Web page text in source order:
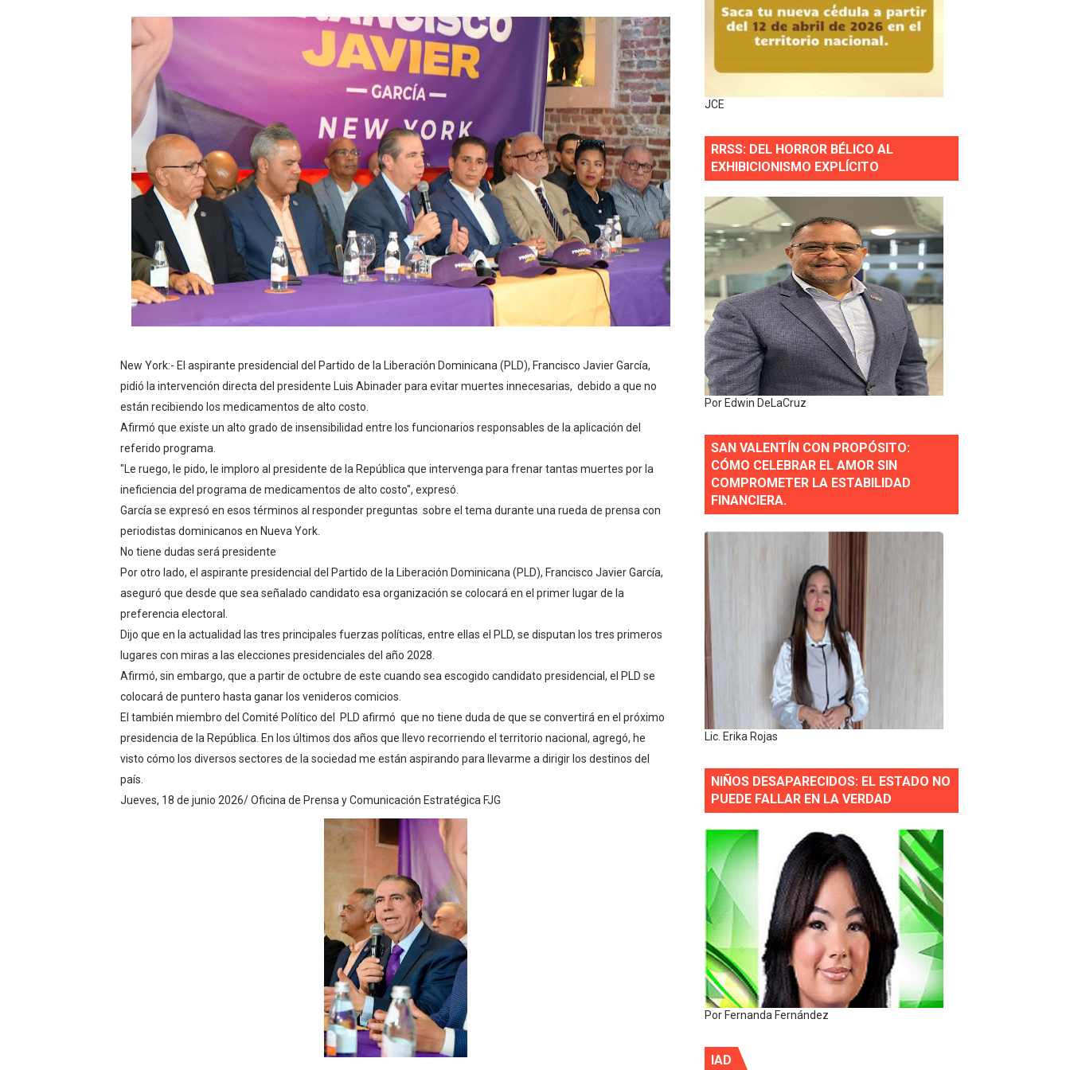
CESDN urge fortalecer el sistema eléctrico ante constantes apagones en Santo Domingo Norte
Cacerolazos, gomas quemadas y bombas lagrimógenas: Tensión en la Fernández Domínguez por apagones en Cayenas y Residencial Amalia
Roberto Ángel Salcedo anuncia festival cultural para la región Este
Roberto Ángel Salcedo anuncia festival cultural para la región Este
Respuesta oportuna de Propeep permite a familia de La Cuaba recuperar su hogar tras incendio
Juramentan a Angelina Biviana Riveiro como nueva vicepresidenta ejecutiva de Fiduciaria Reservas.
DIGEIG y Liga Municipal Dominicana impulsan metas de transparencia
Tribunal Superior Administrativo anula permisos urbanísticos del proyecto Everest Tower en Piantini
JCE flexibiliza renovación de cédula: adiós al orden por mes de nacimiento en municipios pequeños
Restaurante Amigos es reconocido por sus cuatro décadas de excelencia en el sector gastronómico
Banco Popular escala 17 posiciones en los mil mejores bancos del mundo
SNS y el SRSO actualizan Manual de Comunicación Interna y Externa para fortalecer gestión comunicacional en salud
Osiris de León responde a Roberto Tineo y a Yeisy por sus críticas destempladas sobre Presa de Guaiguí: "Es ignorancia supina"
DGPCF: 55 años sembrando desarrollo y fortaleciendo la frontera dominicana
Operativo interagencial frena delitos ambientales y recupera terrenos en zonas protegidas del país
New York:- El aspirante presidencial del Partido de la Liberación Dominicana (PLD), Francisco Javier García,
pidió la intervención directa del presidente Luis Abinader para evitar muertes innecesarias, debido a que no
están recibiendo los medicamentos de alto costo.
Afirmó que existe un alto grado de insensibilidad entre los funcionarios responsables de la aplicación del
referido programa.
"Le ruego, le pido, le imploro al presidente de la República que intervenga para frenar tantas muertes por la
ineficiencia del programa de medicamentos de alto costo", expresó.
García se expresó en esos términos al responder preguntas sobre el tema durante una rueda de prensa con
periodistas dominicanos en Nueva York.
No tiene dudas será presidente
Por otro lado, el aspirante presidencial del Partido de la Liberación Dominicana (PLD), Francisco Javier García,
aseguró que desde que sea señalado candidato esa organización se colocará en el primer lugar de la
preferencia electoral.
Dijo que en la actualidad las tres principales fuerzas políticas, entre ellas el PLD, se disputan los tres primeros
lugares con miras a las elecciones presidenciales del año 2028.
Afirmó, sin embargo, que a partir de octubre de este cuando sea escogido candidato presidencial, el PLD se
colocará de puntero hasta ganar los venideros comicios.
El también miembro del Comité Político del PLD afirmó que no tiene duda de que se convertirá en el próximo
presidencia de la República. En los últimos dos años que llevo recorriendo el territorio nacional, agregó, he
visto cómo los diversos sectores de la sociedad me están aspirando para llevarme a dirigir los destinos del
país.
Jueves, 18 de junio 2026/ Oficina de Prensa y Comunicación Estratégica FJG
JCE
RRSS: DEL HORROR BÉLICO AL
EXHIBICIONISMO EXPLÍCITO
Por Edwin DeLaCruz
SAN VALENTÍN CON PROPÓSITO:
CÓMO CELEBRAR EL AMOR SIN
COMPROMETER LA ESTABILIDAD
FINANCIERA.
Lic. Erika Rojas
NIÑOS DESAPARECIDOS: EL ESTADO NO
PUEDE FALLAR EN LA VERDAD
Por Fernanda Fernández
IAD